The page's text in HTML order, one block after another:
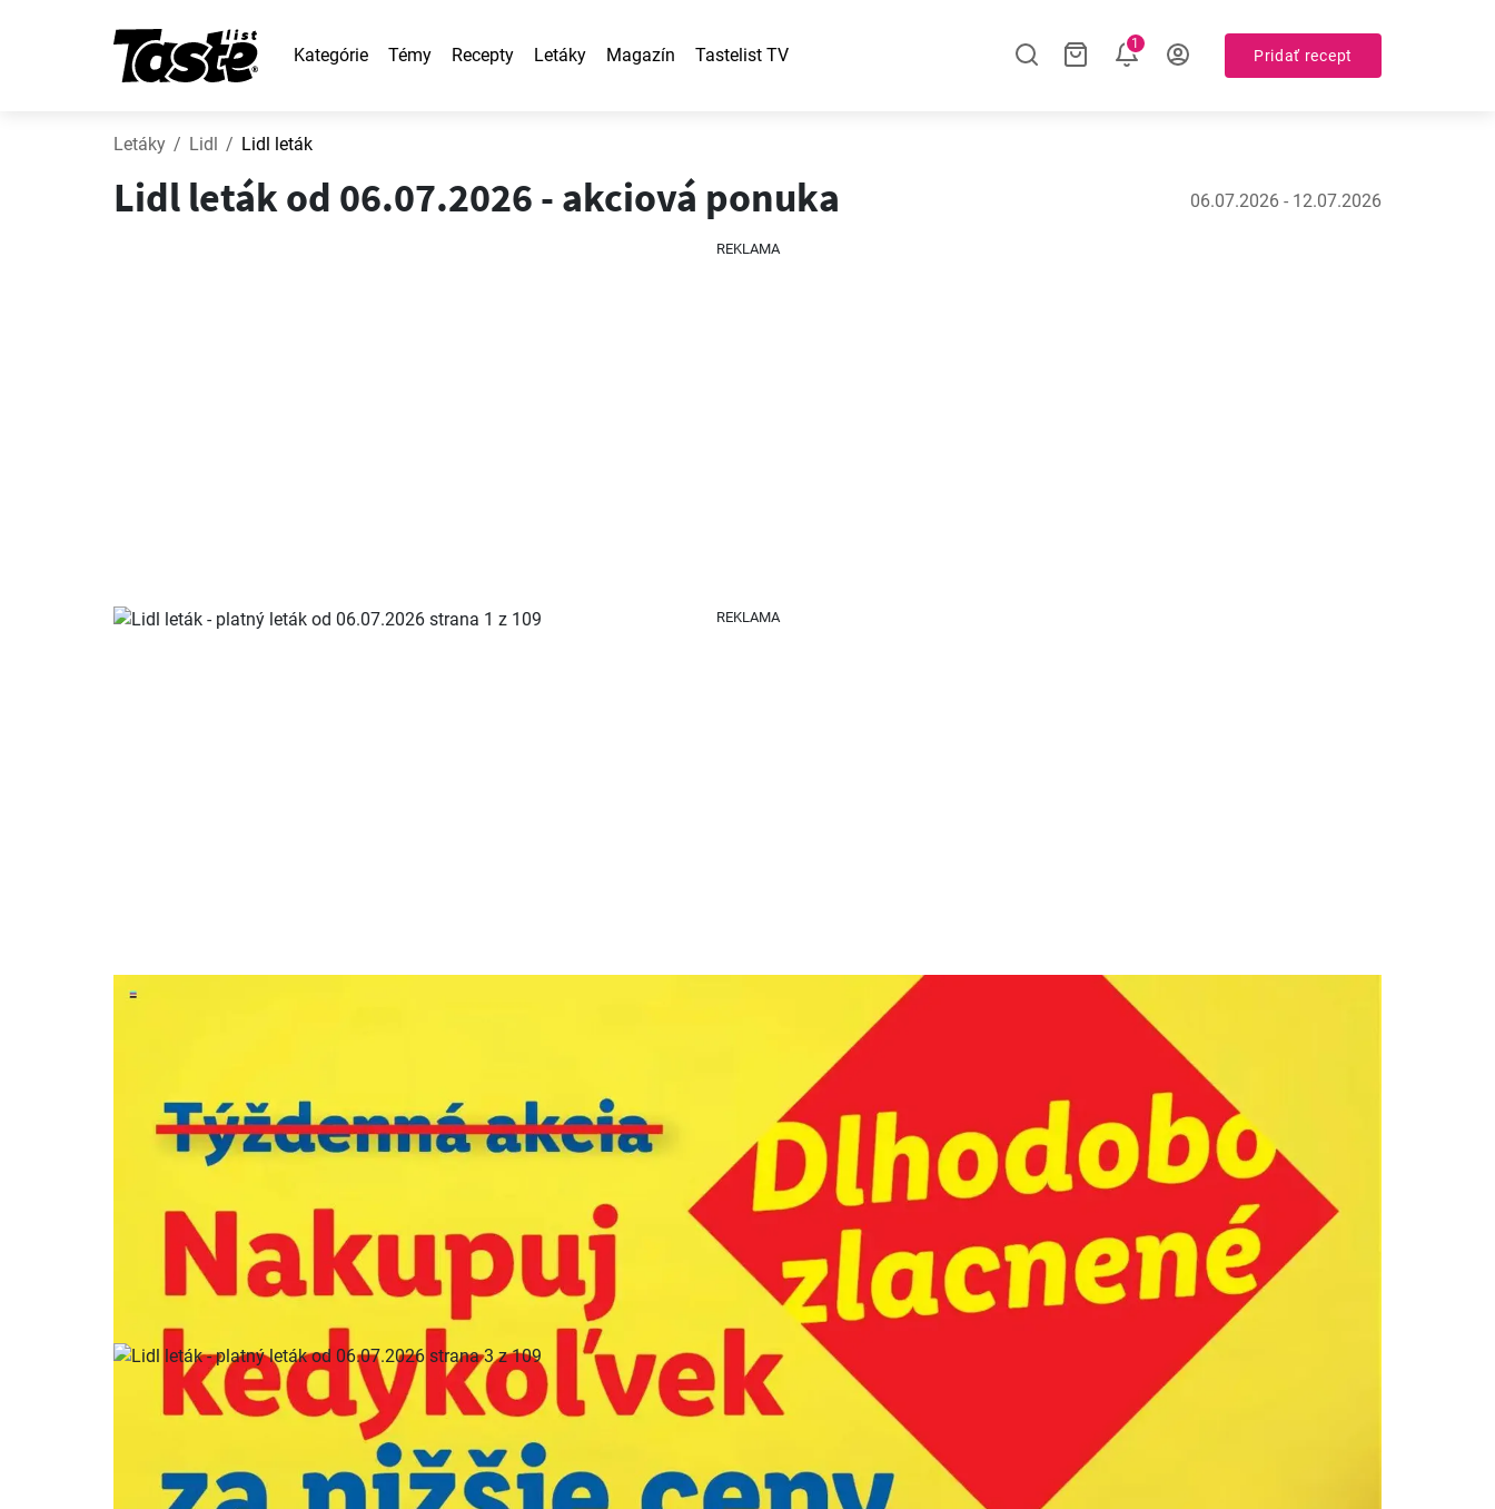
Kategórie Témy Recepty Letáky Magazín Tastelist TV
1
Pridať recept
Letáky Lidl Lidl leták
Lidl leták od 06.07.2026 - akciová ponuka 06.07.2026 - 12.07.2026
REKLAMA
REKLAMA
Čas objaviť niečo nové